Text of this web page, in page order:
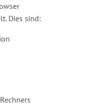
Dies sind: